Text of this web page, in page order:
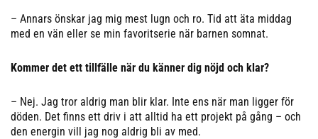
– Annars önskar jag mig mest lugn och ro. Tid att äta middag
med en vän eller se min favoritserie när barnen somnat.
Kommer det ett tillfälle när du känner dig nöjd och klar?
– Nej. Jag tror aldrig man blir klar. Inte ens när man ligger för
döden. Det finns ett driv i att alltid ha ett projekt på gång – och
den energin vill jag nog aldrig bli av med.